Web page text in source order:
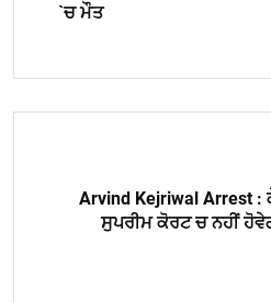
`ਚ ਮੌਤ
Arvind Kejriwal Arrest :
ਸੁਪਰੀਮ ਕੋਰਟ ਚ ਨਹੀਂ